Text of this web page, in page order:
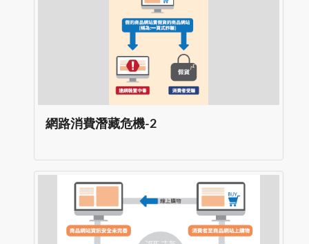
網路消費潛藏危機-2